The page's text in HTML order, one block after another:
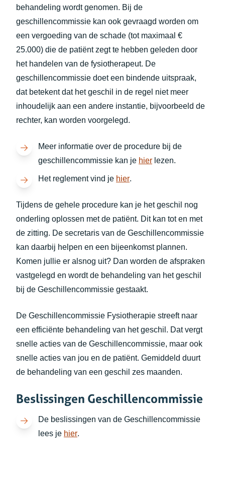
behandeling wordt genomen. Bij de
geschillencommissie kan ook gevraagd worden om
een vergoeding van de schade (tot maximaal €
25.000) die de patiënt zegt te hebben geleden door
het handelen van de fysiotherapeut. De
geschillencommissie doet een bindende uitspraak,
dat betekent dat het geschil in de regel niet meer
inhoudelijk aan een andere instantie, bijvoorbeeld de
rechter, kan worden voorgelegd.
Meer informatie over de procedure bij de
geschillencommissie kan je hier(opent in nieuw
lezen.
Het reglement vind je hier(opent in nieuw tabblad)
.
Tijdens de gehele procedure kan je het geschil nog
onderling oplossen met de patiënt. Dit kan tot en met
de zitting. De secretaris van de Geschillencommissie
kan daarbij helpen en een bijeenkomst plannen.
Komen jullie er alsnog uit? Dan worden de afspraken
vastgelegd en wordt de behandeling van het geschil
bij de Geschillencommissie gestaakt.
De Geschillencommissie Fysiotherapie streeft naar
een efficiënte behandeling van het geschil. Dat vergt
snelle acties van de Geschillencommissie, maar ook
snelle acties van jou en de patiënt. Gemiddeld duurt
de behandeling van een geschil zes maanden.
Beslissingen Geschillencommissie
De beslissingen van de Geschillencommissie
lees je hier(opent in nieuw tabblad)
.